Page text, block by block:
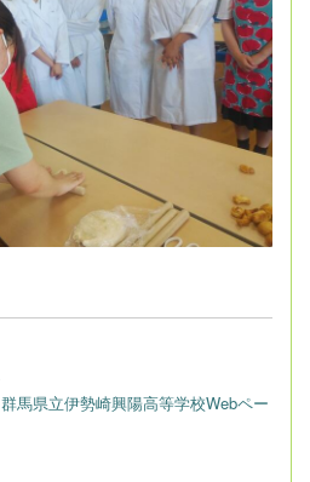
群馬県立伊勢崎興陽高等学校Webペー